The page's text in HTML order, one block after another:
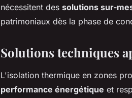
nécessitent des solutions sur-
patrimoniaux dès la phase de
Solutions techniques
L'isolation thermique en zones
performance énergétique et